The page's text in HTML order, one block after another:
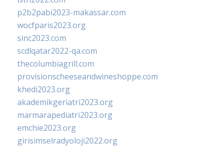
p2b2pabi2023-makassar.com
wocfparis2023.org
sinc2023.com
scdlqatar2022-qa.com
thecolumbiagrill.com
provisionscheeseandwineshoppe.com
khedi2023.org
akademikgeriatri2023.org
marmarapediatri2023.org
emchie2023.org
girisimselradyoloji2022.org